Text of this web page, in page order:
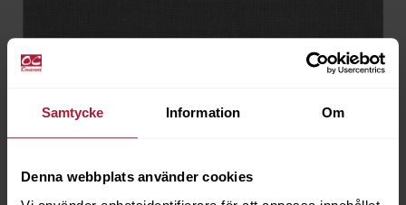
Samtycke Information Om
Denna webbplats använder cookies